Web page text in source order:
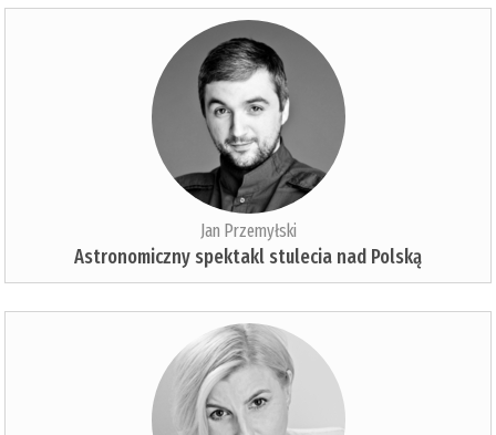
Jan Przemyłski
Astronomiczny spektakl stulecia nad Polską